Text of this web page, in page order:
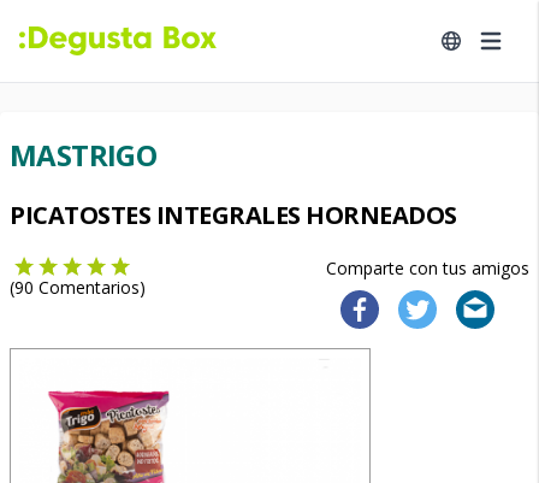
MASTRIGO
PICATOSTES INTEGRALES HORNEADOS
Comparte con tus amigos
(90 Comentarios)